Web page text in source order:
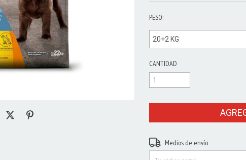
PESO:
CANTIDAD
Entregas para el CP:
Medios de envío